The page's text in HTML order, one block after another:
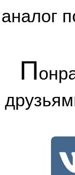
аналог
П